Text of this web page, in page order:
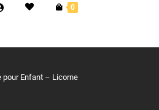
0
pour Enfant – Licorne